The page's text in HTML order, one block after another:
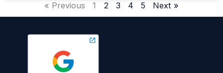
« Previous 1 2 3 4 5 Next »